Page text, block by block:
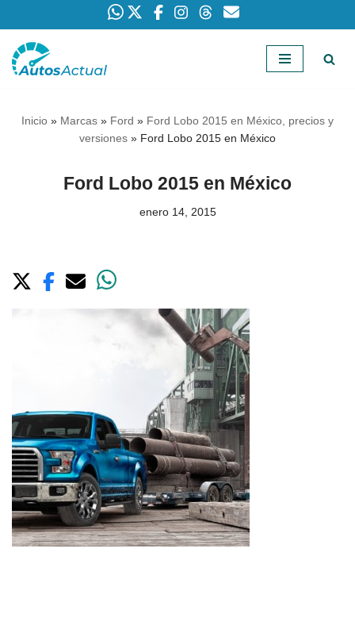
Saltar
Inicio » Marcas » Ford » Ford Lobo 2015 en México, precios y
versiones » Ford Lobo 2015 en México
Ford Lobo 2015 en México
enero 14, 2015